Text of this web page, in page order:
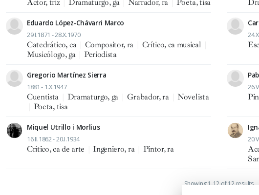
Actor, triz Dramaturgo, ga Narrador, ra Poeta, tisa
Eduardo López-Chávarri Marco
29.I.1871 - 28.X.1970
Catedrático, ca Compositor, ra Crítico, ca musical
Musicólogo, ga
Periodista
Gregorio Martínez Sierra
1881 - 1.X.1947
Cuentista Dramaturgo, ga Grabador, ra
Novelista
Poeta, tisa
Miquel Utrillo i Morlius
16.II.1862 - 20.I.1934
Crítico, ca de arte Ingeniero, ra Pintor, ra
Showing 1-12 of 12 results